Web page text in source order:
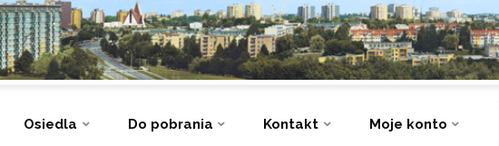
Osiedla Do pobrania Kontakt Moje konto